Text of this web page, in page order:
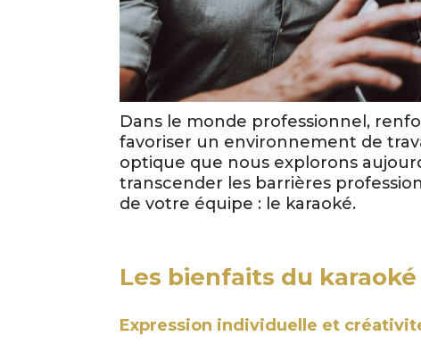
Dans le monde professionnel,
favoriser un environnement de
optique que nous explorons
transcender les barrières
de votre équipe : le karaoké.
Les bienfaits du
Expression individuelle et